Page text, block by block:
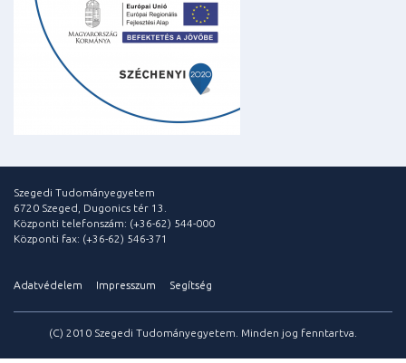
Szegedi Tudományegyetem
6720 Szeged, Dugonics tér 13.
Központi telefonszám: (+36-62) 544-000
Központi fax: (+36-62) 546-371
Adatvédelem Impresszum Segítség
(C) 2010 Szegedi Tudományegyetem. Minden jog fenntartva.